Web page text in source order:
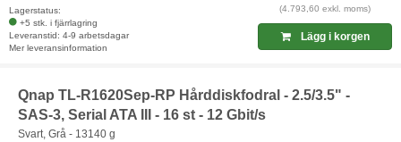
Lagerstatus:
+5 stk. i fjärrlagring
Leveranstid: 4-9 arbetsdagar
Mer leveransinformation
(4.793,60 exkl. moms)
Lägg i korgen
Qnap TL-R1620Sep-RP Hårddiskfodral - 2.5/3.5" -
SAS-3, Serial ATA III - 16 st - 12 Gbit/s
Svart, Grå - 13140 g